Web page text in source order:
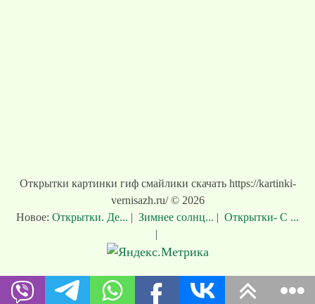
Открытки картинки гиф смайлики скачать https://kartinki-
vernisazh.ru/ © 2026
Новое: Открытки. Де... | Зимнее солнц... | Открытки- С ...
|